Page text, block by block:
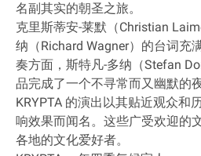
名副其实的朝圣之旅。
克里斯蒂安-莱默（Christian
纳（Richard Wagner）的台词充
奏方面，斯特凡-多纳（Stefan
品完成了一个不寻常而又幽默的夜
KRYPTA 的演出以其贴近观众和
响效果而闻名。这些广受欢迎的
各地的文化爱好者。